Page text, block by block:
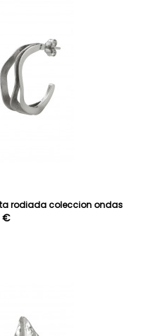
rodiada coleccion ondas
€